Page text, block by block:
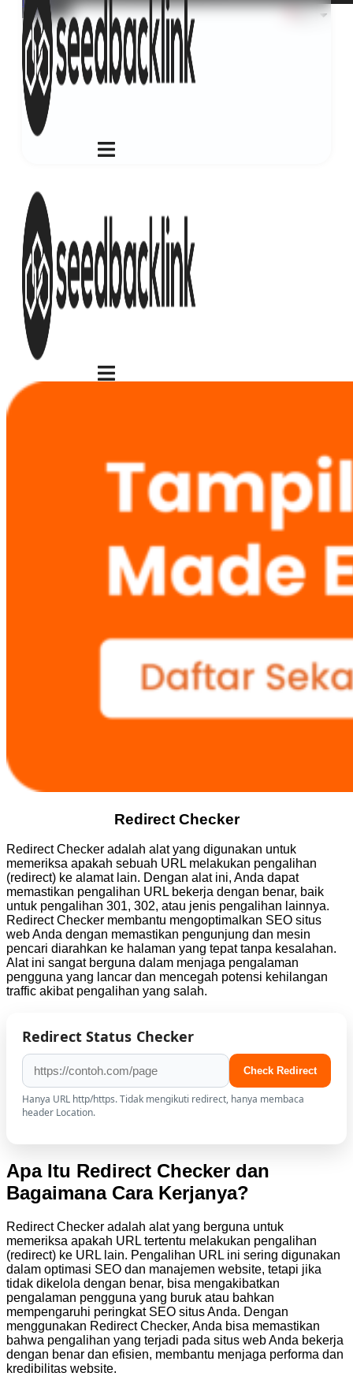
ID
Redirect Checker
Redirect Checker adalah alat yang digunakan untuk
memeriksa apakah sebuah URL melakukan pengalihan
(redirect) ke alamat lain. Dengan alat ini, Anda dapat
memastikan pengalihan URL bekerja dengan benar, baik
untuk pengalihan 301, 302, atau jenis pengalihan lainnya.
Redirect Checker membantu mengoptimalkan SEO situs
web Anda dengan memastikan pengunjung dan mesin
pencari diarahkan ke halaman yang tepat tanpa kesalahan.
Alat ini sangat berguna dalam menjaga pengalaman
pengguna yang lancar dan mencegah potensi kehilangan
traffic akibat pengalihan yang salah.
Redirect Status Checker
Check Redirect
Hanya URL http/https. Tidak mengikuti redirect, hanya membaca
header Location.
Apa Itu Redirect Checker dan
Bagaimana Cara Kerjanya?
Redirect Checker adalah alat yang berguna untuk
memeriksa apakah URL tertentu melakukan pengalihan
(redirect) ke URL lain. Pengalihan URL ini sering digunakan
dalam optimasi SEO dan manajemen website, tetapi jika
tidak dikelola dengan benar, bisa mengakibatkan
pengalaman pengguna yang buruk atau bahkan
mempengaruhi peringkat SEO situs Anda. Dengan
menggunakan Redirect Checker, Anda bisa memastikan
bahwa pengalihan yang terjadi pada situs web Anda bekerja
dengan benar dan efisien, membantu menjaga performa dan
kredibilitas website.